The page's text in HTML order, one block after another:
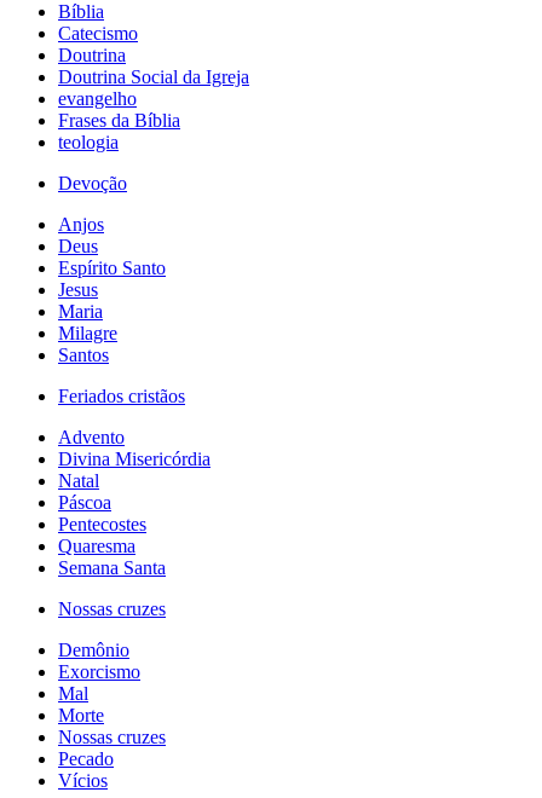
Bíblia
Catecismo
Doutrina
Doutrina Social da Igreja
evangelho
Frases da Bíblia
teologia
Devoção
Anjos
Deus
Espírito Santo
Jesus
Maria
Milagre
Santos
Feriados cristãos
Advento
Divina Misericórdia
Natal
Páscoa
Pentecostes
Quaresma
Semana Santa
Nossas cruzes
Demônio
Exorcismo
Mal
Morte
Nossas cruzes
Pecado
Vícios